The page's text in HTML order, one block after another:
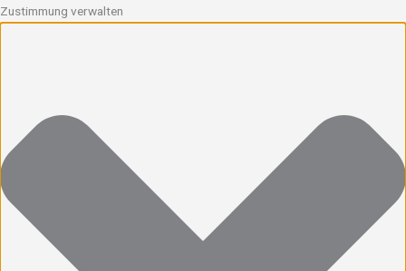
Zustimmung verwalten